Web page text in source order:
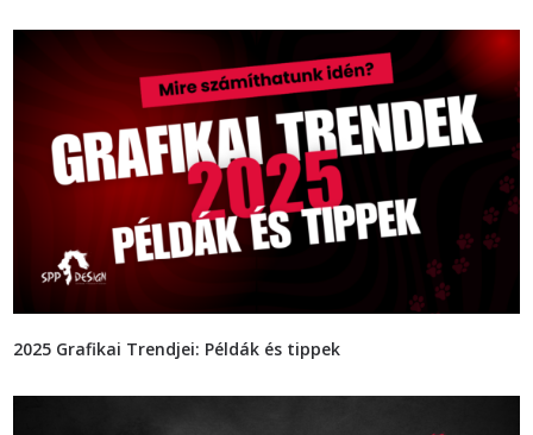
2025 Grafikai Trendjei: Példák és tippek